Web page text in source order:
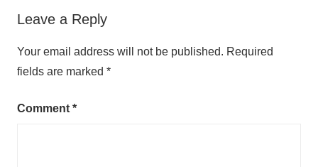
Leave a Reply
Your email address will not be published. Required
fields are marked *
Comment *